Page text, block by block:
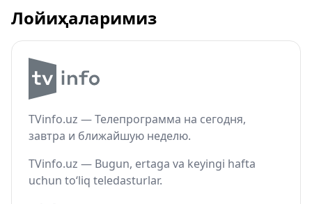
Лойиҳаларимиз
TVinfo.uz — Телепрограмма на сегодня,
завтра и ближайшую неделю.
TVinfo.uz — Bugun, ertaga va keyingi hafta
uchun to‘liq teledasturlar.